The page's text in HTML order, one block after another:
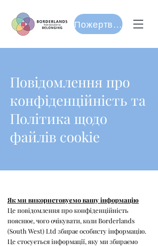
Пожертвуйте
Повідомлення про
конфіденційність та
Політика щодо
файлів cookie
Як ми використовуємо вашу інформацію
Це повідомлення про конфіденційність
пояснює, чого очікувати, коли Borderlands
(South West) Ltd збирає особисту інформацію.
Це стосується інформації, яку ми збираємо